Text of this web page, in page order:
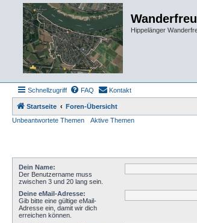
Hippelänger
Schnellzugriff FAQ Kontakt
Startseite
Foren-Übersicht
Unbeantwortete Themen
Aktive Themen
Dein Name:
Der Benutzername muss
zwischen 3 und 20 lang sein.
Deine eMail-Adresse:
Gib bitte eine gültige eMail-
Adresse ein, damit wir dich
erreichen können.